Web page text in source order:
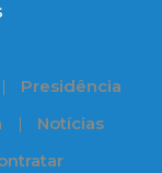
Presidência
Notícias